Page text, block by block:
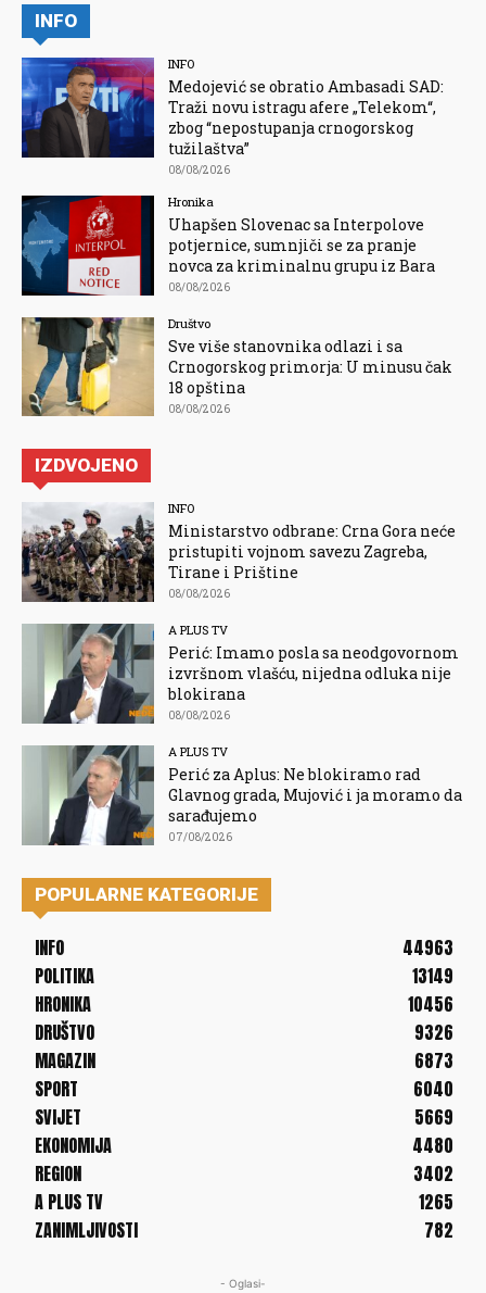
INFO
INFO
Medojević se obratio Ambasadi SAD:
Traži novu istragu afere „Telekom“,
zbog “nepostupanja crnogorskog
tužilaštva”
08/08/2026
Hronika
Uhapšen Slovenac sa Interpolove
potjernice, sumnjiči se za pranje
novca za kriminalnu grupu iz Bara
08/08/2026
Društvo
Sve više stanovnika odlazi i sa
Crnogorskog primorja: U minusu čak
18 opština
08/08/2026
IZDVOJENO
INFO
Ministarstvo odbrane: Crna Gora neće
pristupiti vojnom savezu Zagreba,
Tirane i Prištine
08/08/2026
A PLUS TV
Perić: Imamo posla sa neodgovornom
izvršnom vlašću, nijedna odluka nije
blokirana
08/08/2026
A PLUS TV
Perić za Aplus: Ne blokiramo rad
Glavnog grada, Mujović i ja moramo da
sarađujemo
07/08/2026
POPULARNE KATEGORIJE
INFO
44963
POLITIKA
13149
HRONIKA
10456
DRUŠTVO
9326
MAGAZIN
6873
SPORT
6040
SVIJET
5669
EKONOMIJA
4480
REGION
3402
A PLUS TV
1265
ZANIMLJIVOSTI
782
- Oglasi-